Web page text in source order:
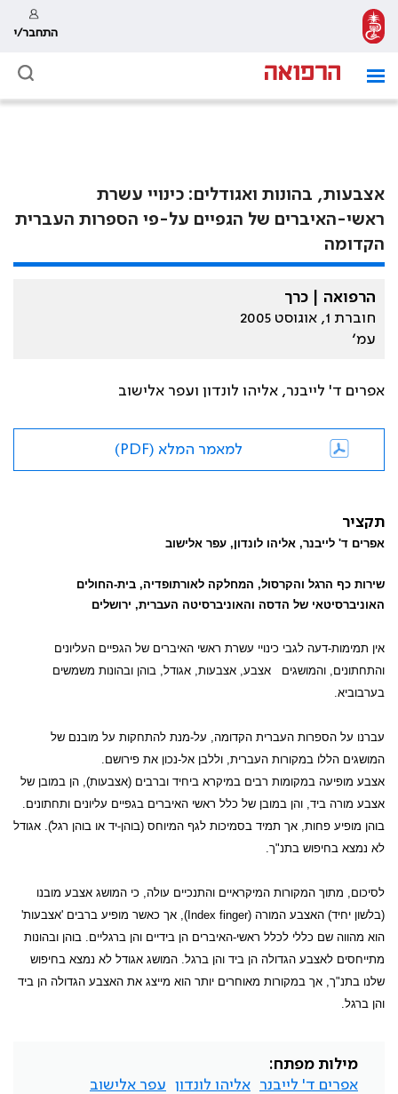
התחבר/י
אצבעות, בהונות ואגודלים: כינויי עשרת
ראשי-האיברים של הגפיים על-פי הספרות העברית
הקדומה
הרפואה | כרך
חוברת 1, אוגוסט 2005
עמ׳
אפרים ד' לייבנר, אליהו לונדון ועפר אלישוב
למאמר המלא (PDF)
תקציר
אפרים ד' לייבנר, אליהו לונדון, עפר אלישוב
שירות כף הרגל והקרסול, המחלקה לאורתופדיה, בית-החולים
האוניברסיטאי של הדסה והאוניברסיטה העברית, ירושלים
אין תמימות-דעה לגבי כינויי עשרת ראשי האיברים של הגפיים העליונים
והתחתונים, והמושגים
אצבע, אצבעות, אגודל, בוהן ובהונות משמשים
בערבוביא.
עברנו על הספרות העברית הקדומה, על-מנת להתחקות על מובנם של
המושגים הללו במקורות העברית, וללבן אל-נכון את פירושם.
אצבע מופיעה במקומות רבים במיקרא ביחיד וברבים (אצבעות), הן במובן של
אצבע מורה ביד, והן במובן של כלל ראשי האיברים בגפיים עליונים ותחתונים.
בוהן מופיע פחות, אך תמיד בסמיכות לגף המיוחס (בוהן-יד או בוהן רגל). אגודל
לא נמצא בחיפוש בתנ"ך.
לסיכום, מתוך המקורות המיקראיים והתנכיים עולה, כי המושג אצבע מובנו
(בלשון יחיד) האצבע המורה (Index finger ), אך כאשר מופיע ברבים 'אצבעות'
הוא מהווה שם כללי לכלל ראשי-האיברים הן בידיים והן ברגליים. בוהן ובהונות
מתייחסים לאצבע הגדולה הן ביד והן ברגל. המושג אגודל לא נמצא בחיפוש
שלנו בתנ"ך, אך במקורות מאוחרים יותר הוא מייצג את האצבע הגדולה הן ביד
והן ברגל.
מילות מפתח:
אפרים ד' לייבנר
אליהו לונדון
עפר אלישוב